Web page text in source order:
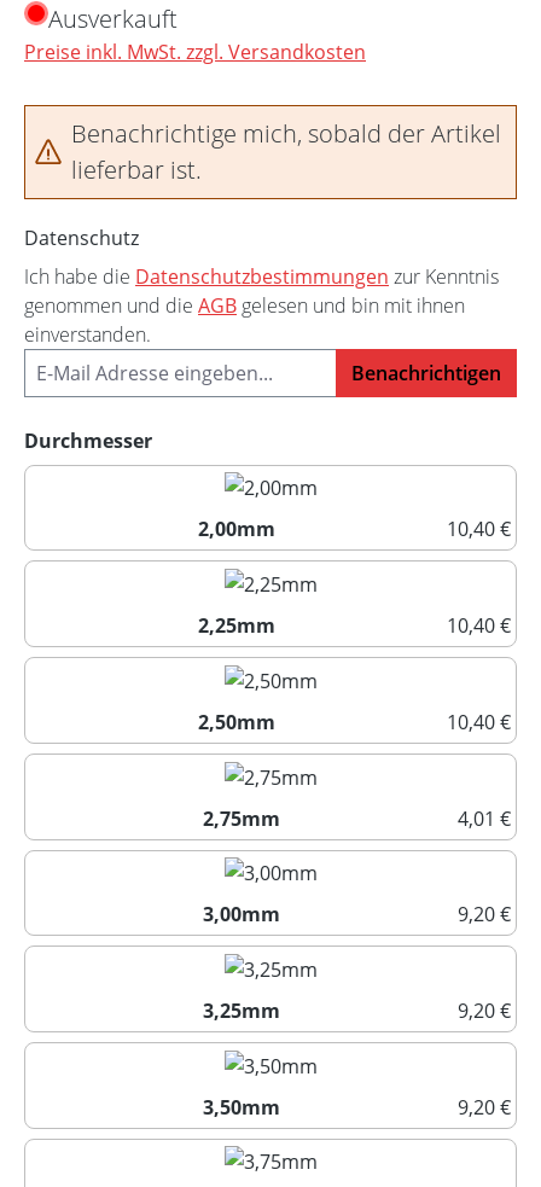
Ausverkauft
Preise inkl. MwSt. zzgl. Versandkosten
Benachrichtige mich, sobald der Artikel
lieferbar ist.
Datenschutz
Ich habe die Datenschutzbestimmungen zur Kenntnis
genommen und die AGB gelesen und bin mit ihnen
einverstanden.
Benachrichtigen
Durchmesserauswählen
2,00mm
10,40 €
2,00mm
2,25mm
10,40 €
2,25mm
2,50mm
10,40 €
2,50mm
2,75mm
4,01 €
2,75mm
3,00mm
9,20 €
3,00mm
3,25mm
9,20 €
3,25mm
3,50mm
9,20 €
3,50mm